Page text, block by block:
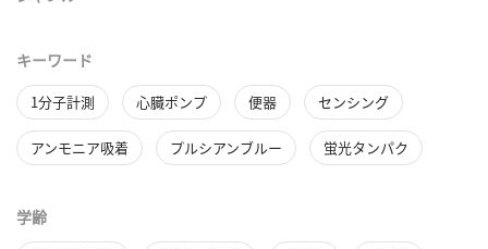
キーワード
1分子計測 心臓ポンプ 便器 センシング
アンモニア吸着 プルシアンブルー 蛍光タンパク
学齢